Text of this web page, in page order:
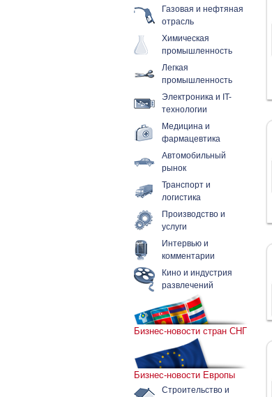
Газовая и нефтяная
отрасль
Химическая
промышленность
Легкая
промышленность
Электроника и IT-
технологии
Медицина и
фармацевтика
Автомобильный
рынок
Транспорт и
логистика
Производство и
услуги
Интервью и
комментарии
Кино и индустрия
развлечений
Бизнес-новости стран СНГ
Бизнес-новости Европы
Строительство и